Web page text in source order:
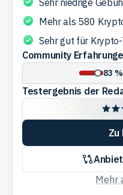
Mehr als 580
Sehr gut für
Community
Erfahrungen
Community
83 %
Testergebnis
der
Redaktion
Testergebnis der
Zu
Mehr